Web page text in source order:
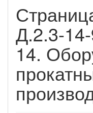
Д.2.3-
14.